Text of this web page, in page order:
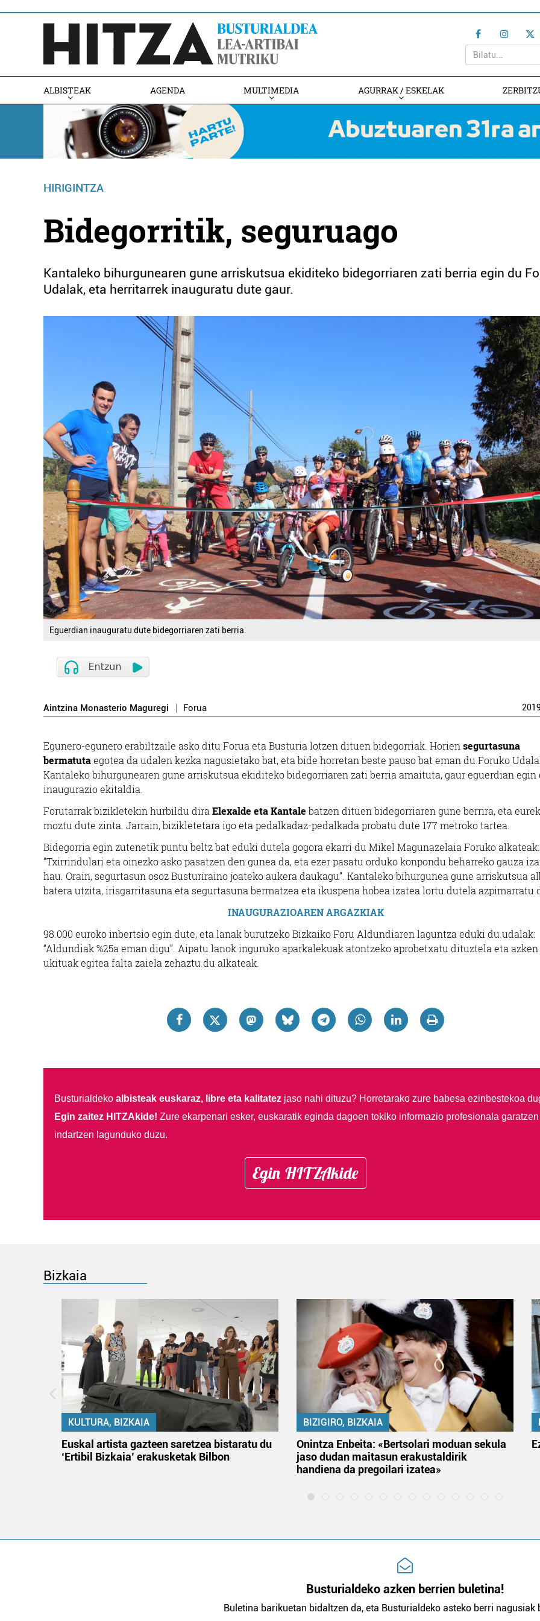
ALBISTEAK AGENDA MULTIMEDIA AGURRAK / ESKELAK
HIRIGINTZA
Bidegorritik, seguruago
Kantaleko bihurgunearen gune arriskutsua ekiditeko bidegorriaren zati berria egin du
Udalak, eta herritarrek inauguratu dute gaur.
Eguerdian inauguratu dute bidegorriaren zati berria.
Aintzina Monasterio Maguregi Forua 2019
Egunero-egunero erabiltzaile asko ditu Forua eta Busturia lotzen dituen bidegorriak. Horien segurtasuna
bermatutaegotea da udalen kezka nagusietako bat, eta bide horretan beste pauso bat eman du Foruko
Kantaleko bihurgunearen gune arriskutsua ekiditeko bidegorriaren zati berria amaituta, gaur eguerdian egin
inaugurazio ekitaldia.
Forutarrak bizikletekin hurbildu dira Elexalde eta Kantale batzen dituen bidegorriaren gune berrira, eta eurek
moztu dute zinta. Jarrain, bizikletetara igo eta pedalkadaz-pedalkada probatu dute 177 metroko tartea.
Bidegorria egin zutenetik puntu beltz bat eduki dutela gogora ekarri du Mikel Magunazelaia Foruko alkateak:
“Txirrindulari eta oinezko asko pasatzen den gunea da, eta ezer pasatu orduko konpondu beharreko gauza
hau. Orain, segurtasun osoz Busturiraino joateko aukera daukagu”. Kantaleko bihurgunea gune arriskutsua
batera utzita, irisgarritasuna eta segurtasuna bermatzea eta ikuspena hobea izatea lortu dutela azpimarratu
INAUGURAZIOAREN ARGAZKIAK
98.000 euroko inbertsio egin dute, eta lanak burutzeko Bizkaiko Foru Aldundiaren laguntza eduki du udalak:
“Aldundiak %25a eman digu”. Aipatu lanok inguruko aparkalekuak atontzeko aprobetxatu dituztela eta azken
ukituak egitea falta zaiela zehaztu du alkateak.
Busturialdeko albisteak euskaraz, libre eta kalitatezjaso nahi dituzu? Horretarako zure babesa ezinbestekoa
Egin zaitez HITZAkide! Zure ekarpenari esker, euskaratik eginda dagoen tokiko informazio profesionala
indartzen lagunduko duzu.
Egin HITZAkide
Bizkaia
KULTURA, BIZKAIA
Euskal artista gazteen saretzea bistaratu du
‘Ertibil Bizkaia’ erakusketak Bilbon
BIZIGIRO, BIZKAIA
Onintza Enbeita: «Bertsolari moduan sekula
jaso dudan maitasun erakustaldirik
handiena da pregoilari izatea»
Busturialdeko azken berrien buletina!
Buletina barikuetan bidaltzen da, eta Busturialdeko asteko berri nagusiak